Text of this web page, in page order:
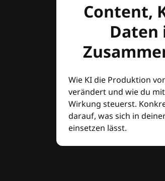
Content,
Daten
Wie KI die Produktion
verändert und wie du
Wirkung steuerst.
darauf, was sich in
einsetzen lässt.